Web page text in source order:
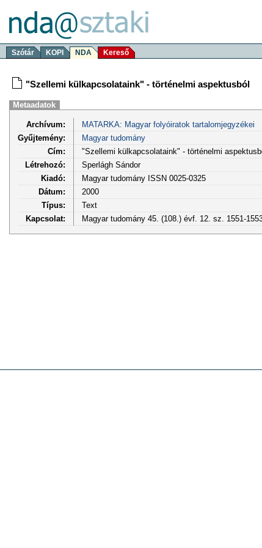
Szótár KOPI NDA Kereső
"Szellemi külkapcsolataink" - történelmi aspektusból
Metaadatok
Archívum:
MATARKA: Magyar folyóiratok tartalomjegyzékei
Gyűjtemény:
Magyar tudomány
Cím:
"Szellemi külkapcsolataink" - történelmi
Létrehozó:
Sperlágh Sándor
Kiadó:
Magyar tudomány ISSN 0025-0325
Dátum:
2000
Típus:
Text
Kapcsolat:
Magyar tudomány 45. (108.) évf. 12. sz. 1551-